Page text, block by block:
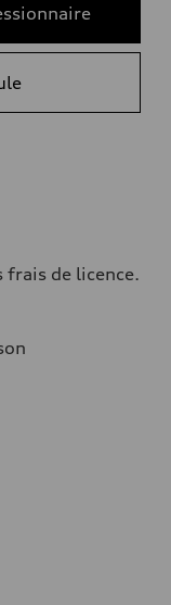
frais de licence.